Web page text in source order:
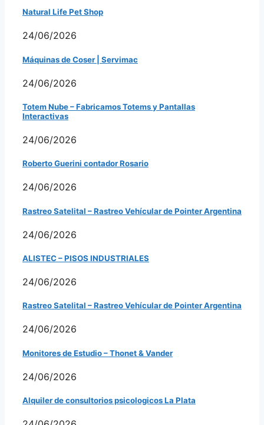
Natural Life Pet Shop
24/06/2026
Máquinas de Coser | Servimac
24/06/2026
Totem Nube – Fabricamos Totems y Pantallas
Interactivas
24/06/2026
Roberto Guerini contador Rosario
24/06/2026
Rastreo Satelital – Rastreo Vehícular de Pointer Argentina
24/06/2026
ALISTEC – PISOS INDUSTRIALES
24/06/2026
Rastreo Satelital – Rastreo Vehícular de Pointer Argentina
24/06/2026
Monitores de Estudio – Thonet & Vander
24/06/2026
Alquiler de consultorios psicologicos La Plata